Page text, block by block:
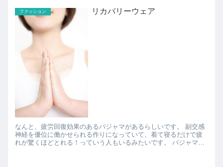
ファッション リカバリーウェア
なんと、疲労回復効果のあるパジャマがあるらしいです。 副交感
神経を優位に働かせられる作りになっていて、着て寝るだけで疲
れが驚くほどとれる！っていう人もいるみたいです。 パジャマな